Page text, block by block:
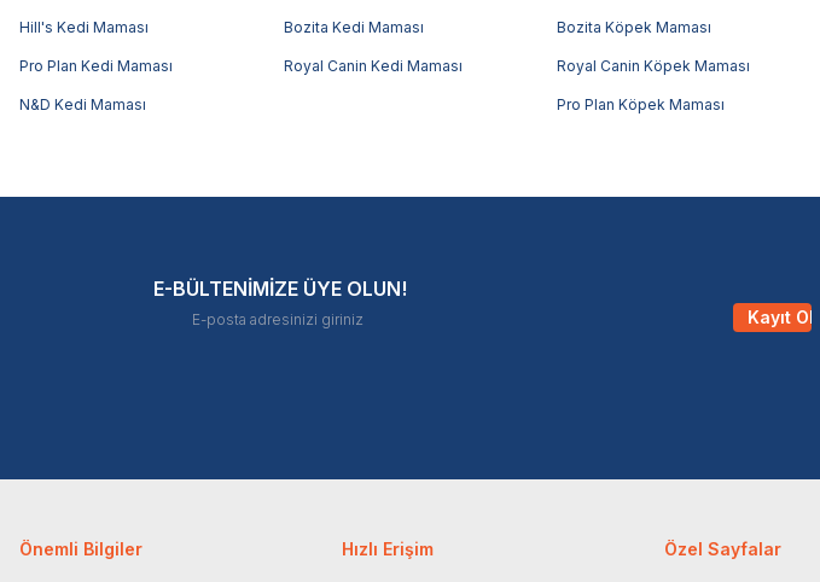
Hill's Kedi Maması Bozita Kedi Maması
Pro Plan Kedi Maması Royal Canin Kedi Maması
N&D Kedi Maması
Bozita Köpek Maması
Royal Canin Köpek Maması
Pro Plan Köpek Maması
E-BÜLTENİMİZE ÜYE OLUN!
Kayıt Ol
Önemli Bilgiler Hızlı Erişim Özel Sayfalar